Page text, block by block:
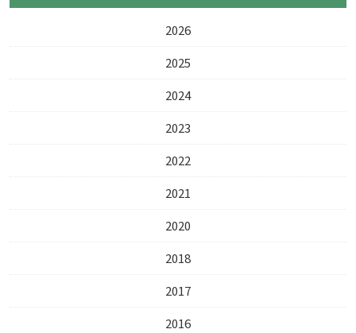
2026
2025
2024
2023
2022
2021
2020
2018
2017
2016